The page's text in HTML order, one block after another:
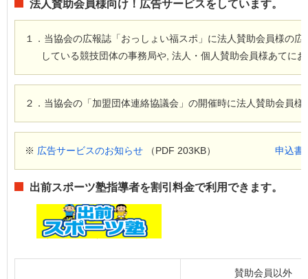
法人賛助会員様向け！広告サービスをしています。
１．当協会の広報誌「おっしょい福スポ」に法人賛助会員様の
している競技団体の事務局や, 法人・個人賛助会員様あてに
２．当協会の「加盟団体連絡協議会」の開催時に法人賛助会員
※ 広告サービスのお知らせ （PDF 203KB） 申込書
出前スポーツ塾指導者を割引料金で利用できます。
賛助会員以外